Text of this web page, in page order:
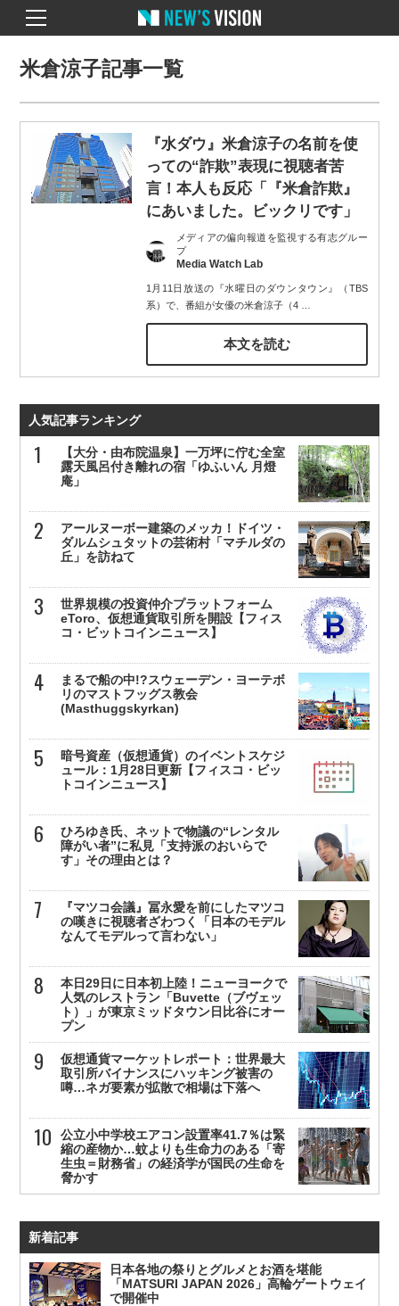
米倉涼子記事一覧
『水ダウ』米倉涼子の名前を使
っての“詐欺”表現に視聴者苦
言！本人も反応「『米倉詐欺』
にあいました。ビックリです」
メディアの偏向報道を監視する有志グルー
プ
Media Watch Lab
1月11日放送の『水曜日のダウンタウン』（TBS
系）で、番組が女優の米倉涼子（4…
本文を読む
人気記事ランキング
【大分・由布院温泉】一万坪に佇む全室
露天風呂付き離れの宿「ゆふいん 月燈
庵」
アールヌーボー建築のメッカ！ドイツ・
ダルムシュタットの芸術村「マチルダの
丘」を訪ねて
世界規模の投資仲介プラットフォーム
eToro、仮想通貨取引所を開設【フィス
コ・ビットコインニュース】
まるで船の中!?スウェーデン・ヨーテボ
リのマストフッグス教会
(Masthuggskyrkan)
暗号資産（仮想通貨）のイベントスケジ
ュール：1月28日更新【フィスコ・ビッ
トコインニュース】
ひろゆき氏、ネットで物議の“レンタル
障がい者”に私見「支持派のおいらで
す」その理由とは？
『マツコ会議』冨永愛を前にしたマツコ
の嘆きに視聴者ざわつく「日本のモデル
なんてモデルって言わない」
本日29日に日本初上陸！ニューヨークで
人気のレストラン「Buvette（ブヴェッ
ト）」が東京ミッドタウン日比谷にオー
プン
仮想通貨マーケットレポート：世界最大
取引所バイナンスにハッキング被害の
噂…ネガ要素が拡散で相場は下落へ
公立小中学校エアコン設置率41.7％は緊
縮の産物か…蚊よりも生命力のある「寄
生虫＝財務省」の経済学が国民の生命を
脅かす
新着記事
日本各地の祭りとグルメとお酒を堪能
「MATSURI JAPAN 2026」高輪ゲートウェイ
で開催中